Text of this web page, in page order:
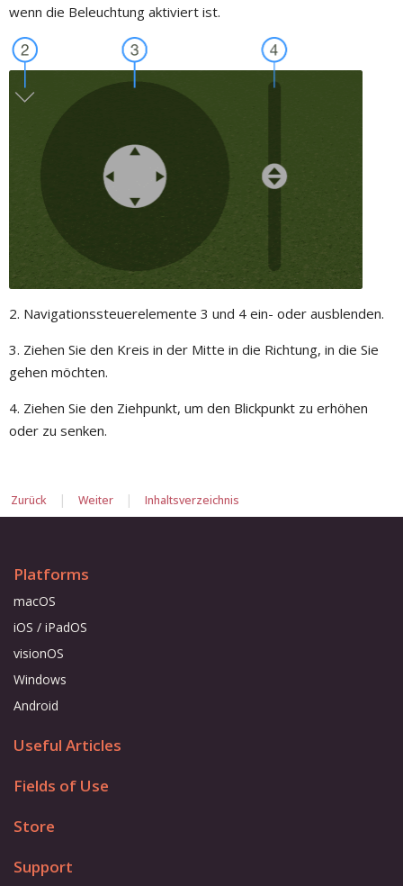
wenn die Beleuchtung aktiviert ist.
2. Navigationssteuerelemente 3 und 4 ein- oder ausblenden.
3. Ziehen Sie den Kreis in der Mitte in die Richtung, in die Sie
gehen möchten.
4. Ziehen Sie den Ziehpunkt, um den Blickpunkt zu erhöhen
oder zu senken.
Zurück | Weiter | Inhaltsverzeichnis
Platforms
macOS
iOS / iPadOS
visionOS
Windows
Android
Useful Articles
Fields of Use
Store
Support